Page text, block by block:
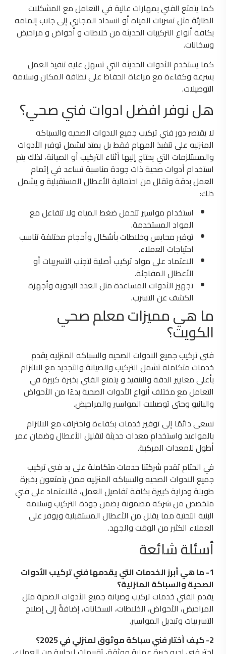
كما يتمتع الفني بمهارات عالية في التعامل مع المشكلات
الطارئة مثل تسربات المياه أو انسداد المجاري إلى جانب إلمامه
بكافة أنواع التركيبات الحديثة من خلاطات و أحواض و مراحيض
وسخانات.
كما يستخدم الأدوات الحديثة التي تسهل عليه تنفيذ العمل
بسرعة وكفاءة مع مراعاة الحفاظ على نظافة المكان وسلامة
التوصيلات.
هل نوفر افضل ادوات فني صحي؟
لا يقتصر دور فني تركيب جميع الادوات الصحيه والسباكه
المنزليه على تنفيذ المهام فقط بل يمتد ليشمل توفير الأدوات
والمستلزمات التي يحتاج إليها أثناء التركيب أو الصيانة، لذلك يتم
استخدام أدوات صحية ذات جودة مناسبة تساعد في إتمام
العمل بدقة وتقلل من احتمالية الأعطال المستقبلية و يشمل
ذلك:
استخدام مواسير تتحمل ضغط المياه ولا تتفاعل مع
المواد المستخدمة.
توفير محابس وخلاطات بأشكال وأحجام مختلفة تناسب
احتياجات العملاء.
الاعتماد على مواد تركيب أصلية لتجنب التسريبات أو
الأعطال المفاجئة.
تجهيز الأدوات المساعدة مثل العدد اليدوية وأجهزة
الكشف عن التسرب.
ما هي مميزات معلم صحي
الكويت؟
فنى تركيب جميع الادوات الصحيه والسباكه المنزليه يقدم
خدمات متكاملة تشمل التركيب والصيانة والتجديد مع الالتزام
بأعلى معايير الدقة والتنفيذ و يتمتع الفني بخبرة كبيرة في
التعامل مع مختلف أنواع الأدوات الصحية بدءًا من الأحواض
والبانيو وحتى توصيلات المواسير والمراحيض.
نسعى دائمًا إلى توفير خدمات بكفاءة واحتراف مع الالتزام
بالمواعيد واستخدام معدات حديثة لتقليل الأعطال وضمان عمر
أطول للمعدات المركبة.
في الختام تقدم شركتنا خدمات متكاملة على يد فنى تركيب
جميع الادوات الصحيه والسباكه المنزليه ممن يتمتعون بخبرة
طويلة ودراية كبيرة بكافة تفاصيل العمل، فالاعتماد على فني
متخصص من شركة مضمونة يضمن جودة التركيب وسلامة
البنية التحتية مما يقلل من الأعطال المستقبلية ويوفر على
العملاء الكثير من الوقت والجهد.
أسئلة شائعة
1- ما هي أبرز الخدمات التي يقدمها فني تركيب الأدوات
الصحية والسباكة المنزلية؟
يقدم الفني خدمات تركيب وصيانة جميع الأدوات الصحية مثل
المراحيض، الأحواض، الخلاطات، السخانات، إضافةً إلى إصلاح
التسريبات وتبديل المواسير.